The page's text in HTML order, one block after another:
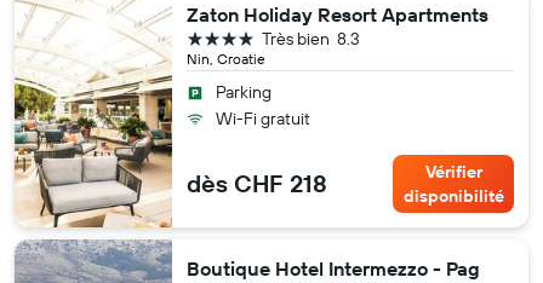
Zaton Holiday Resort Apartments
Nin, Croatie
8.3
Très bien
4 étoiles
Parking
Wi-Fi gratuit
dès CHF 218
Vérifier
disponibilité
Boutique Hotel Intermezzo - Pag